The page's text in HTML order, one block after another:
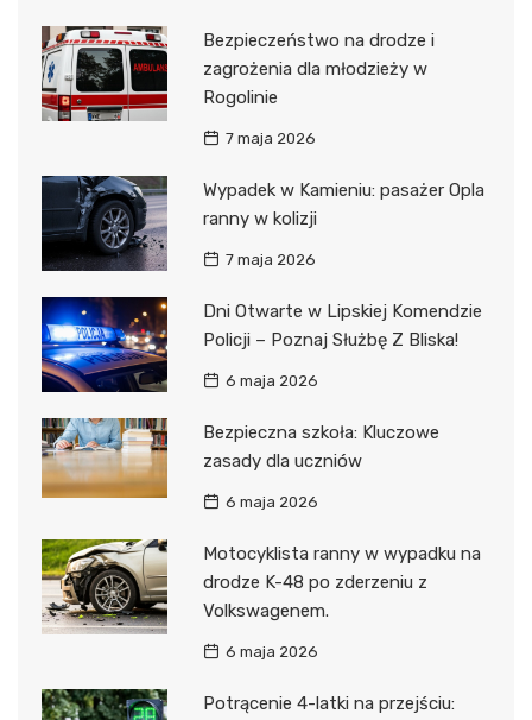
Bezpieczeństwo na drodze i
zagrożenia dla młodzieży w
Rogolinie
7 maja 2026
Wypadek w Kamieniu: pasażer Opla
ranny w kolizji
7 maja 2026
Dni Otwarte w Lipskiej Komendzie
Policji – Poznaj Służbę Z Bliska!
6 maja 2026
Bezpieczna szkoła: Kluczowe
zasady dla uczniów
6 maja 2026
Motocyklista ranny w wypadku na
drodze K-48 po zderzeniu z
Volkswagenem.
6 maja 2026
Potrącenie 4-latki na przejściu: